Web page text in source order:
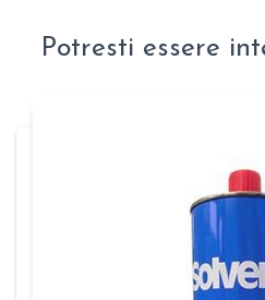
Potresti essere